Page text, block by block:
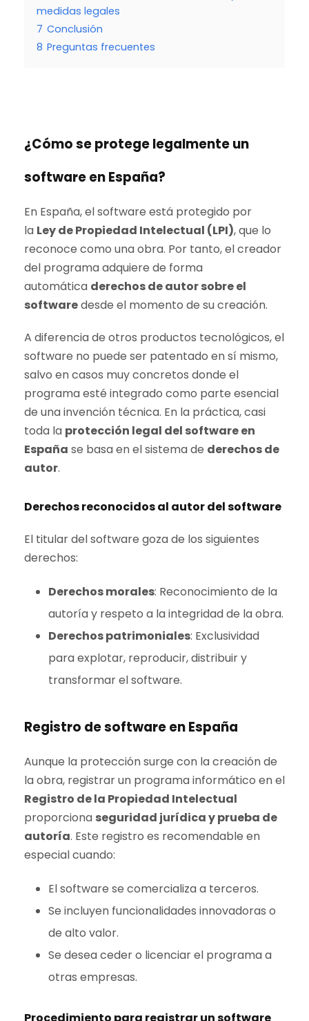
medidas legales
7 Conclusión
8 Preguntas frecuentes
¿Cómo se protege legalmente un
software en España?
En España, el software está protegido por
la Ley de Propiedad Intelectual (LPI), que lo
reconoce como una obra. Por tanto, el creador
del programa adquiere de forma
automática derechos de autor sobre el
softwaredesde el momento de su creación.
A diferencia de otros productos tecnológicos, el
software no puede ser patentado en sí mismo,
salvo en casos muy concretos donde el
programa esté integrado como parte esencial
de una invención técnica. En la práctica, casi
toda la protección legal del software en
España se basa en el sistema de derechos de
autor.
Derechos reconocidos al autor del software
El titular del software goza de los siguientes
derechos:
Derechos morales: Reconocimiento de la
autoría y respeto a la integridad de la obra.
Derechos patrimoniales: Exclusividad
para explotar, reproducir, distribuir y
transformar el software.
Registro de software en España
Aunque la protección surge con la creación de
la obra, registrar un programa informático en el
Registro de la Propiedad Intelectual
proporciona seguridad jurídica y prueba de
autoría. Este registro es recomendable en
especial cuando:
El software se comercializa a terceros.
Se incluyen funcionalidades innovadoras o
de alto valor.
Se desea ceder o licenciar el programa a
otras empresas.